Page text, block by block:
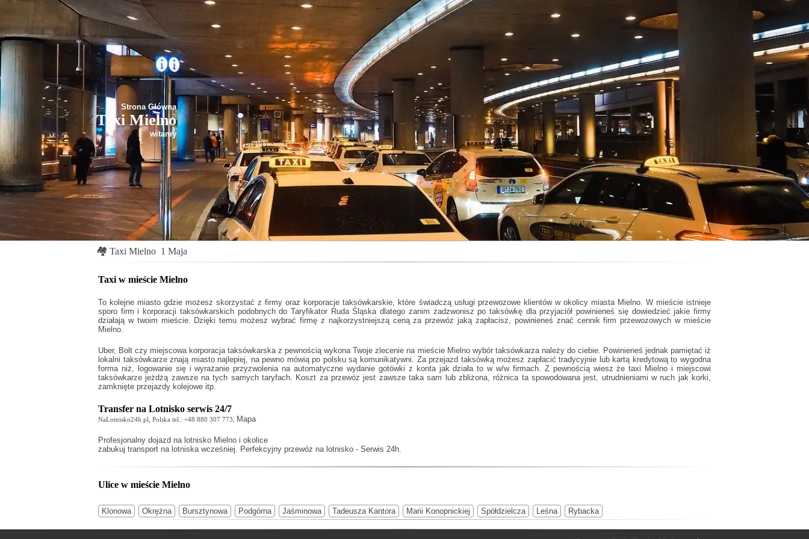
Strona Główna
Taxi Mielno
witamy
🏘 Taxi Mielno 1 Maja
Taxi w mieście Mielno
To kolejne miasto gdzie możesz skorzystać z firmy oraz korporacje taksówkarskie, które świadczą usługi przewozowe klientów w okolicy miasta Mielno. W mieście istnieje
sporo firm i korporacji taksówkarskich podobnych do Taryfikator Ruda Śląska dlatego zanim zadzwonisz po taksówkę dla przyjaciół powinieneś się dowiedzieć jakie firmy
działają w twoim mieście. Dzięki temu możesz wybrać firmę z najkorzystniejszą ceną za przewóz jaką zapłacisz, powinieneś znać cennik firm przewozowych w mieście
Mielno.
Uber, Bolt czy miejscowa korporacja taksówkarska z pewnością wykona Twoje zlecenie na mieście Mielno wybór taksówkarza należy do ciebie. Powinieneś jednak pamiętać iż
lokalni taksówkarze znają miasto najlepiej, na pewno mówią po polsku są komunikatywni. Za przejazd taksówką możesz zapłacić tradycyjnie lub kartą kredytową to wygodna
forma niż, logowanie się i wyrażanie przyzwolenia na automatyczne wydanie gotówki z konta jak działa to w w/w firmach. Z pewnością wiesz żetaxi Mielno i miejscowi
taksówkarze jeżdżą zawsze na tych samych taryfach. Koszt za przewóz jest zawsze taka sam lub zbliżona, różnica ta spowodowana jest, utrudnieniami w ruch jak korki,
zamknięte przejazdy kolejowe itp.
Transfer na Lotnisko serwis 24/7
NaLotnisko24h.pl, Polska tel.: +48 880 307 773, Mapa
Profesjonalny dojazd na lotnisko Mielno i okolice
zabukuj transport na lotniska wcześniej. Perfekcyjny przewóz na lotnisko - Serwis 24h.
Ulice w mieście Mielno
Klonowa Okrężna Bursztynowa Podgórna Jaśminowa Tadeusza Kantora Marii Konopnickiej Spółdzielcza Leśna Rybacka